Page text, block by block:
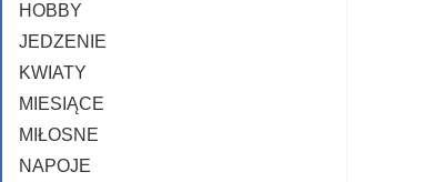
HOBBY
JEDZENIE
KWIATY
MIESIĄCE
MIŁOSNE
NAPOJE